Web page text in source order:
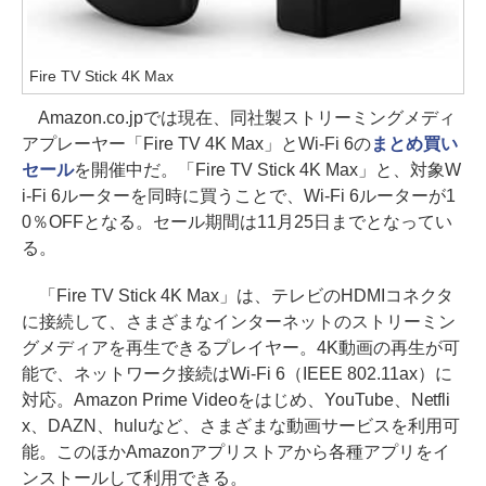
Fire TV Stick 4K Max
Amazon.co.jpでは現在、同社製ストリーミングメディ
アプレーヤー「Fire TV 4K Max」とWi-Fi 6のまとめ買い
セールを開催中だ。「Fire TV Stick 4K Max」と、対象W
i-Fi 6ルーターを同時に買うことで、Wi-Fi 6ルーターが1
0％OFFとなる。セール期間は11月25日までとなってい
る。
「Fire TV Stick 4K Max」は、テレビのHDMIコネクタ
に接続して、さまざまなインターネットのストリーミン
グメディアを再生できるプレイヤー。4K動画の再生が可
能で、ネットワーク接続はWi-Fi 6（IEEE 802.11ax）に
対応。Amazon Prime Videoをはじめ、YouTube、Netfli
x、DAZN、huluなど、さまざまな動画サービスを利用可
能。このほかAmazonアプリストアから各種アプリをイ
ンストールして利用できる。